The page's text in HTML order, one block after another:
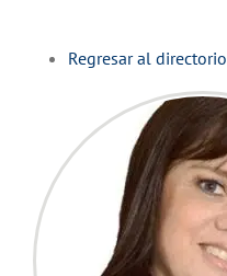
Regresar al directorio